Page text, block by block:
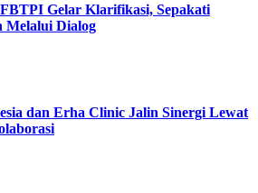
Gelar Klarifikasi, Sepakati
Melalui Dialog
dan Erha Clinic Jalin Sinergi Lewat